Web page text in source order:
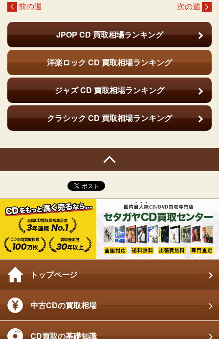
前の週 次の週
JPOP CD買取相場ランキング
洋楽ロック CD 買取相場ランキング
ジャズ CD買取相場ランキング
クラシック CD買取相場ランキング
トップページ
中古CDの買取相場
CD買取の基礎知識